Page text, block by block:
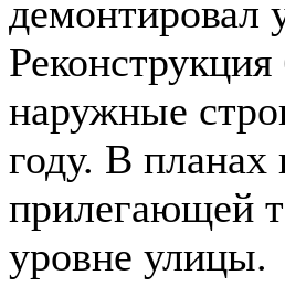
демонтировал
наружные
году. В планах
прилегающей
уровне улицы.